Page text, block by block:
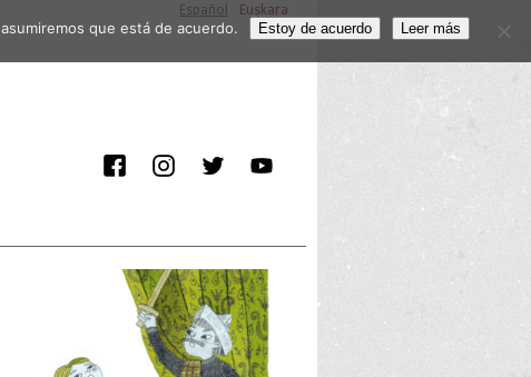
Español Euskara
que está de acuerdo. Estoy de acuerdo Leer más